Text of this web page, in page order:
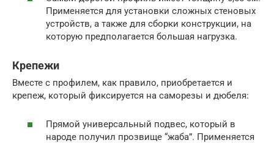
Применяется для установки сложных стеновых
устройств, а также для сборки конструкции, на
которую предполагается большая нагрузка.
Крепежи
Вместе с профилем, как правило, приобретается и
крепеж, который фиксируется на саморезы и дюбеля:
Прямой универсальный подвес, который в
народе получил прозвище “жаба”. Применяется